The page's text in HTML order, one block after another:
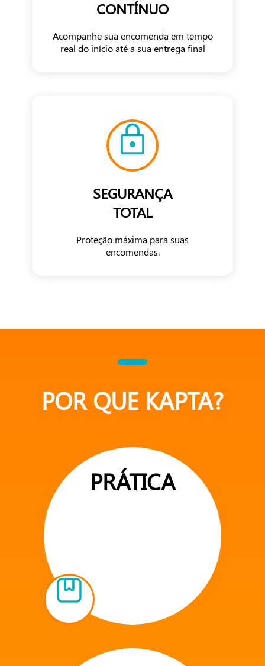
CONTÍNUO
Acompanhe sua encomenda em tempo
real do início até a sua entrega final
SEGURANÇA
TOTAL
Proteção máxima para suas
encomendas.
POR QUE KAPTA?
PRÁTICA